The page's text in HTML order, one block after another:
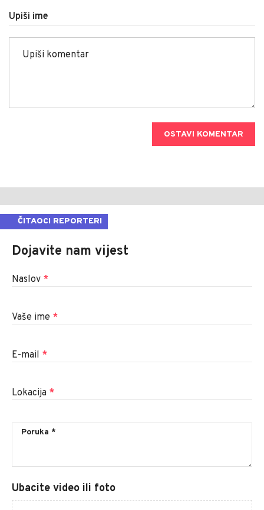
Upiši ime
OSTAVI KOMENTAR
ČITAOCI REPORTERI
Dojavite nam vijest
Naslov *
Vaše ime *
E-mail *
Lokacija *
Ubacite video ili foto